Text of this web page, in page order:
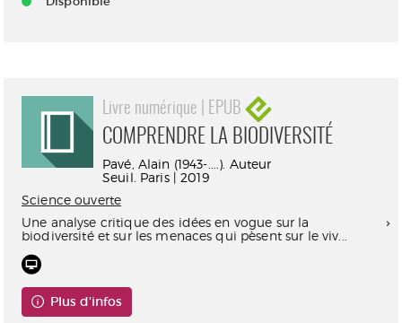
Livre numérique | EPUB
COMPRENDRE LA BIODIVERSITÉ
Pavé, Alain (1943-....). Auteur
Seuil. Paris | 2019
Science ouverte
Une analyse critique des idées en vogue sur la
biodiversité et sur les menaces qui pèsent sur le viv...
Plus d'infos